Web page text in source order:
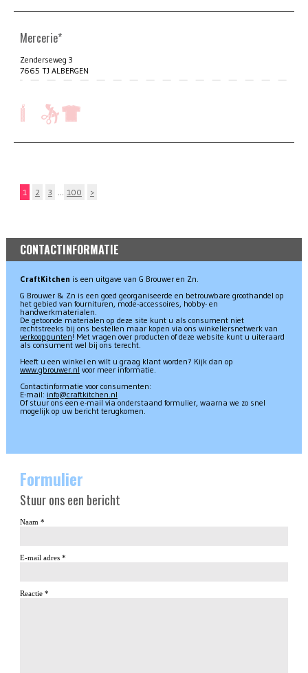
Mercerie*
Zenderseweg 3
7665 TJ ALBERGEN
1 2 3 … 100 >
CONTACTINFORMATIE
CraftKitchen is een uitgave van G Brouwer en Zn.
G Brouwer & Zn is een goed georganiseerde en betrouwbare groothandel op
het gebied van fournituren, mode-accessoires, hobby- en
handwerkmaterialen.
De getoonde materialen op deze site kunt u als consument niet
rechtstreeks bij ons bestellen maar kopen via ons winkeliersnetwerk van
verkooppunten! Met vragen over producten of deze website kunt u uiteraard
als consument wel bij ons terecht.
Heeft u een winkel en wilt u graag klant worden? Kijk dan op
www.gbrouwer.nl voor meer informatie.
Contactinformatie voor consumenten:
E-mail: info@craftkitchen.nl
Of stuur ons een e-mail via onderstaand formulier, waarna we zo snel
mogelijk op uw bericht terugkomen.
Formulier
Stuur ons een bericht
Naam *
E-mail adres *
Reactie *